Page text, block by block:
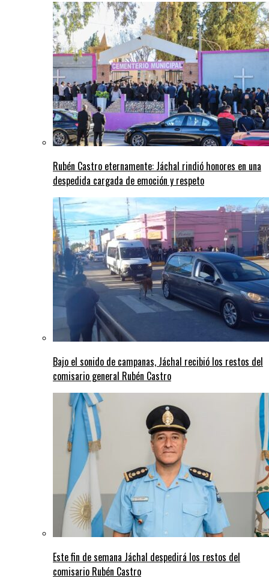
Rubén Castro eternamente: Jáchal rindió honores en una
despedida cargada de emoción y respeto
Bajo el sonido de campanas, Jáchal recibió los restos del
comisario general Rubén Castro
Este fin de semana Jáchal despedirá los restos del
comisario Rubén Castro